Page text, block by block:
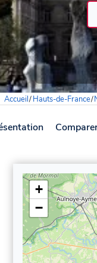
Accueil/Hauts-de-France/
+
−